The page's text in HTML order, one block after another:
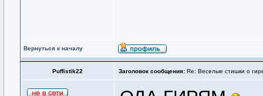
Вернуться к началу
Puffistik22 Заголовок сообщения: Re: Веселые стишки о